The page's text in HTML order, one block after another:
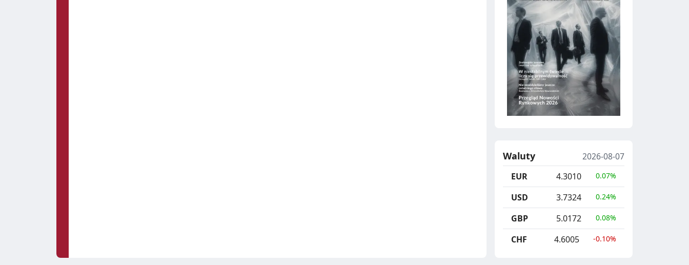
Waluty
2026-08-07
EUR
4.3010 0.07%
USD 3.7324 0.24%
GBP 5.0172 0.08%
CHF 4.6005 -0.10%